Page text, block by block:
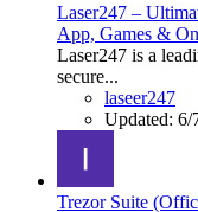
Laser247 –
App, Games &
Laser247 is a
secure...
laseer247
Updated: 6/
Trezor Suite